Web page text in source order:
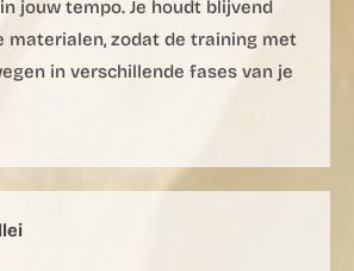
jouw tempo. Je houdt blijvend
materialen, zodat de training met
in verschillende fases van je